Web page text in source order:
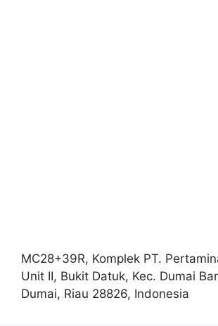
MC28+39R, Komplek PT.
Unit II, Bukit Datuk, Kec. Dumai
Dumai, Riau 28826, Indonesia